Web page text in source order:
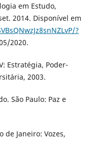
em Estudo,
2014. Disponível em
?
2020.
Estratégia, Poder-
2003.
São Paulo: Paz e
de Janeiro: Vozes,